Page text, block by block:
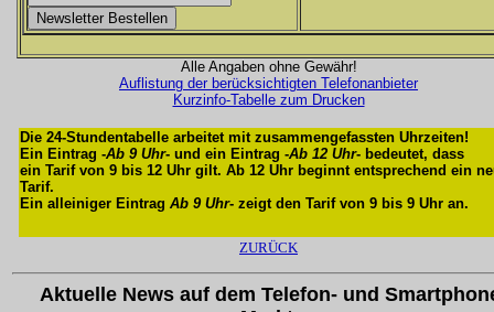
Alle Angaben ohne Gewähr!
Auflistung der berücksichtigten Telefonanbieter
Kurzinfo-Tabelle zum Drucken
Die 24-Stundentabelle arbeitet mit zusammengefassten Uhrzeiten!
Ein Eintrag -Ab 9 Uhr- und ein Eintrag -Ab 12 Uhr- bedeutet, dass
ein Tarif von 9 bis 12 Uhr gilt. Ab 12 Uhr beginnt entsprechend ein
Tarif.
Ein alleiniger Eintrag Ab 9 Uhr- zeigt den Tarif von 9 bis 9 Uhr an.
ZURÜCK
Aktuelle News auf dem Telefon- und